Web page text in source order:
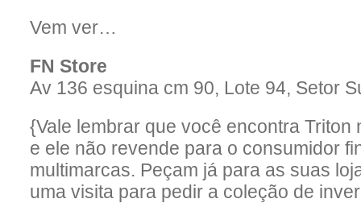
Vem ver…
FN Store
Av 136 esquina cm 90, Lote 94, Setor
{Vale lembrar que você encontra Triton
e ele não revende para o consumidor
multimarcas. Peçam já para as suas
uma visita para pedir a coleção de